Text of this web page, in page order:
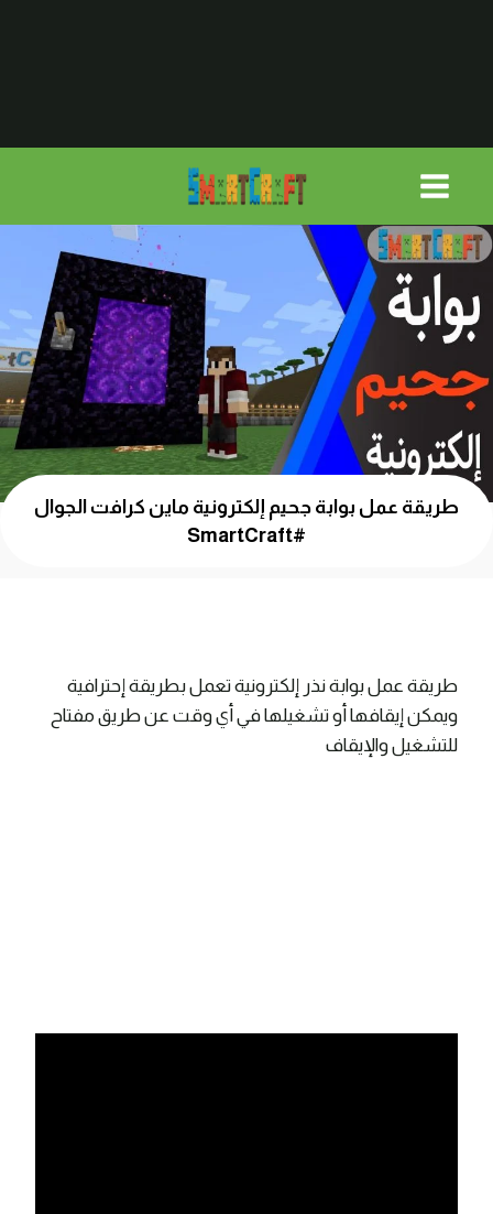
طريقة عمل بوابة جحيم إلكترونية ماين كرافت الجوال
#SmartCraft
طريقة عمل بوابة نذر إلكترونية تعمل بطريقة إحترافية
ويمكن إيقافها أو تشغيلها في أي وقت عن طريق مفتاح
للتشغيل والإيقاف